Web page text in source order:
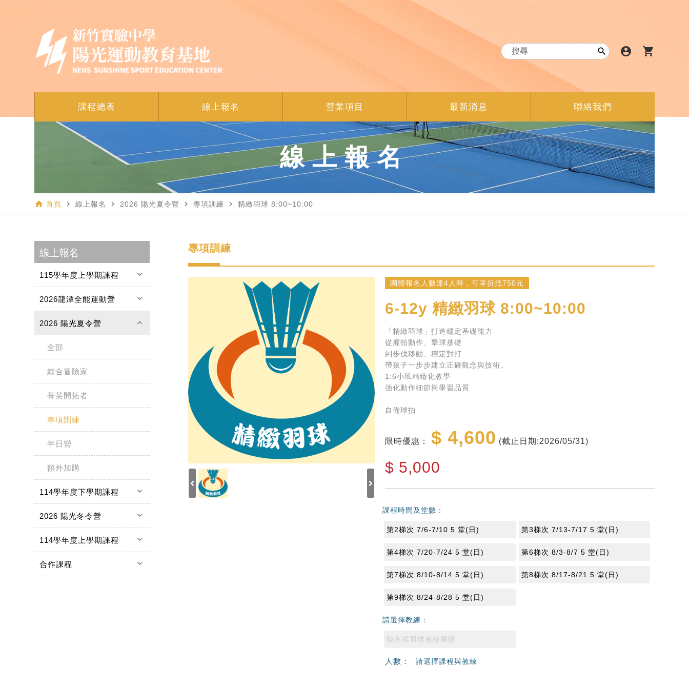
 account_circle shopping_cart
課程總表 線上報名 營業項目 最新消息 聯絡我們
線上報名
home 首頁 navigate_next 線上報名 navigate_next 2026 陽光夏令營 navigate_next 專項訓練 navigate_next 精緻羽球 8:00~10:00
線上報名
115學年度上學期課程 keyboard_arrow_down
2026龍潭全能運動營 keyboard_arrow_down
2026 陽光夏令營 keyboard_arrow_up
全部
綜合冒險家
菁英開拓者
專項訓練
半日營
額外加購
114學年度下學期課程 keyboard_arrow_down
2026 陽光冬令營 keyboard_arrow_down
114學年度上學期課程 keyboard_arrow_down
合作課程 keyboard_arrow_down
專項訓練
團體報名人數達4人時，可享折抵750元
6-12y 精緻羽球 8:00~10:00
「精緻羽球」打造穩定基礎能力
從握拍動作、擊球基礎
到步伐移動、穩定對打
帶孩子一步步建立正確觀念與技術。
1:6小班精緻化教學
強化動作細節與學習品質
自備球拍
限時優惠：$ 4,600 (截止日期:2026/05/31)
$ 5,000
課程時間及堂數：
第2梯次 7/6-7/10 5 堂(日) 第3梯次 7/13-7/17 5 堂(日)
第4梯次 7/20-7/24 5 堂(日) 第6梯次 8/3-8/7 5 堂(日)
第7梯次 8/10-8/14 5 堂(日) 第8梯次 8/17-8/21 5 堂(日)
第9梯次 8/24-8/28 5 堂(日)
請選擇教練：
陳永祥羽球教練團隊
人數： 請選擇課程與教練